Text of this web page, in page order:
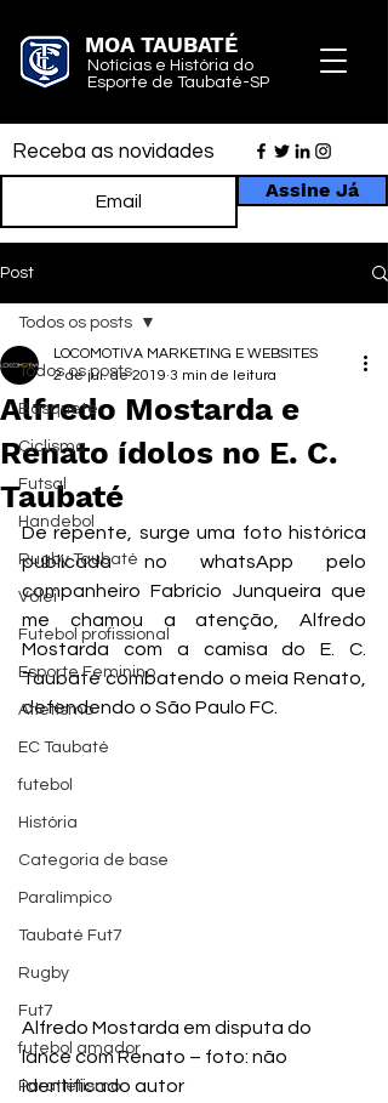
MOA TAUBATÉ
Notícias e História do
Esporte de Taubaté-SP
Receba as novidades
Assine Já
Post
Todos os posts
Basquete
Ciclismo
Futsal
Handebol
Rugby Taubaté
Vôlei
Futebol profissional
Esporte Feminino
Atletismo
EC Taubaté
futebol
História
Categoria de base
Paralímpico
Taubaté Fut7
Rugby
Fut7
futebol amador
Paratletismo
Todos os posts
Alfredo Mostarda e
Renato ídolos no E. C.
Taubaté
LOCOMOTIVA MARKETING E WEBSITES
2 de jul. de 2019 3 min de leitura
De repente, surge uma foto histórica
publicada no whatsApp pelo
companheiro Fabrício Junqueira que
me chamou a atenção, Alfredo
Mostarda com a camisa do E. C.
Taubaté combatendo o meia Renato,
defendendo o São Paulo FC.
Alfredo Mostarda em disputa do
lance com Renato – foto: não
identificado autor